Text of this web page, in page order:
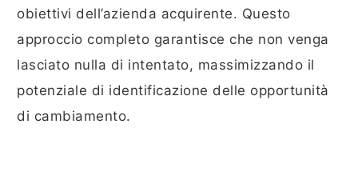
obiettivi dell’azienda acquirente. Questo
approccio completo garantisce che non venga
lasciato nulla di intentato, massimizzando il
potenziale di identificazione delle opportunità
di cambiamento.